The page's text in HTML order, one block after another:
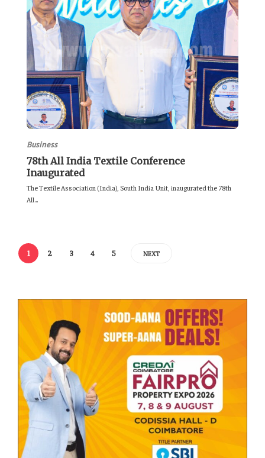
Business
78th All India Textile Conference
Inaugurated
The Textile Association (India), South India Unit, inaugurated the 78th
All...
1 2 3 4 5 NEXT